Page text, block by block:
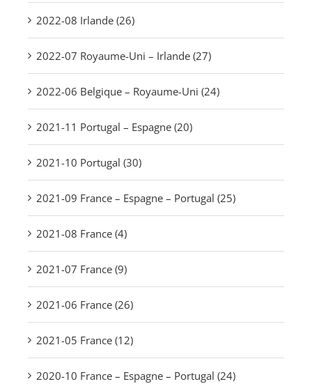
2022-08 Irlande (26)
2022-07 Royaume-Uni – Irlande (27)
2022-06 Belgique – Royaume-Uni (24)
2021-11 Portugal – Espagne (20)
2021-10 Portugal (30)
2021-09 France – Espagne – Portugal (25)
2021-08 France (4)
2021-07 France (9)
2021-06 France (26)
2021-05 France (12)
2020-10 France – Espagne – Portugal (24)